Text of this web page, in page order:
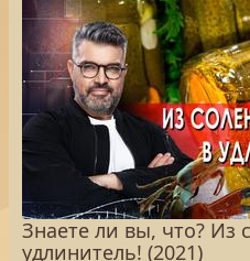
Знаете ли вы, что? Из
удлинитель! (2021)